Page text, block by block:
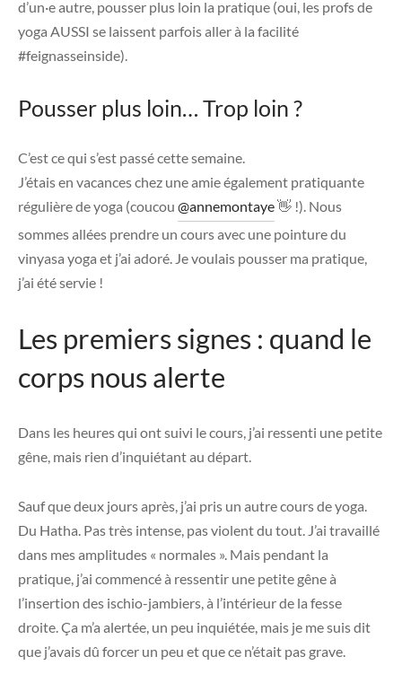
d’un·e autre, pousser plus loin la pratique (oui, les profs de
yoga AUSSI se laissent parfois aller à la facilité
#feignasseinside).
Pousser plus loin… Trop loin ?
C’est ce qui s’est passé cette semaine.
J’étais en vacances chez une amie également pratiquante
régulière de yoga (coucou @annemontaye👋 !). Nous
sommes allées prendre un cours avec une pointure du
vinyasa yoga et j’ai adoré. Je voulais pousser ma pratique,
j’ai été servie !
Les premiers signes : quand le
corps nous alerte
Dans les heures qui ont suivi le cours, j’ai ressenti une petite
gêne, mais rien d’inquiétant au départ.
Sauf que deux jours après, j’ai pris un autre cours de yoga.
Du Hatha. Pas très intense, pas violent du tout. J’ai travaillé
dans mes amplitudes « normales ». Mais pendant la
pratique, j’ai commencé à ressentir une petite gêne à
l’insertion des ischio-jambiers, à l’intérieur de la fesse
droite. Ça m’a alertée, un peu inquiétée, mais je me suis dit
que j’avais dû forcer un peu et que ce n’était pas grave.